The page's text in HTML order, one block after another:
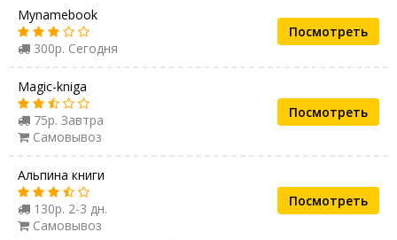
Mynamebook
300р. Сегодня
Посмотреть
Magic-kniga
75р. Завтра
Самовывоз
Посмотреть
Альпина книги
130р. 2-3 дн.
Самовывоз
Посмотреть